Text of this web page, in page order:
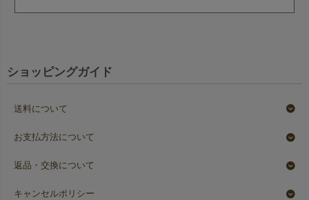
ショッピングガイド
送料について
お支払方法について
返品・交換について
キャンセルポリシー